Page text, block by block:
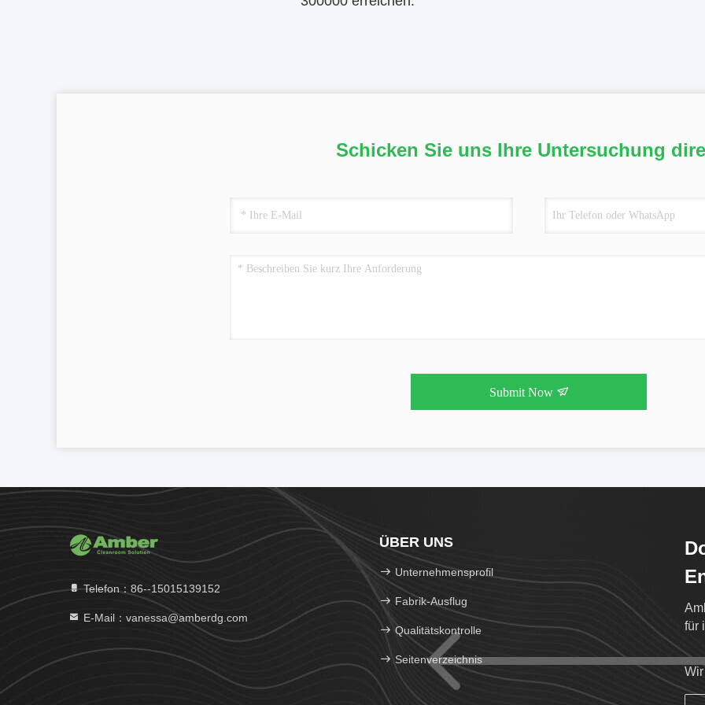
Schicken Sie uns Ihre Untersuchung
Submit Now
Telefon：86--15015139152
E-Mail：vanessa@amberdg.com
ÜBER UNS
Unternehmensprofil
Fabrik-Ausflug
Qualitätskontrolle
Seitenverzeichnis
für